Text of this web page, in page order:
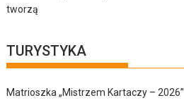
tworzą
TURYSTYKA
Matrioszka „Mistrzem Kartaczy – 2026”